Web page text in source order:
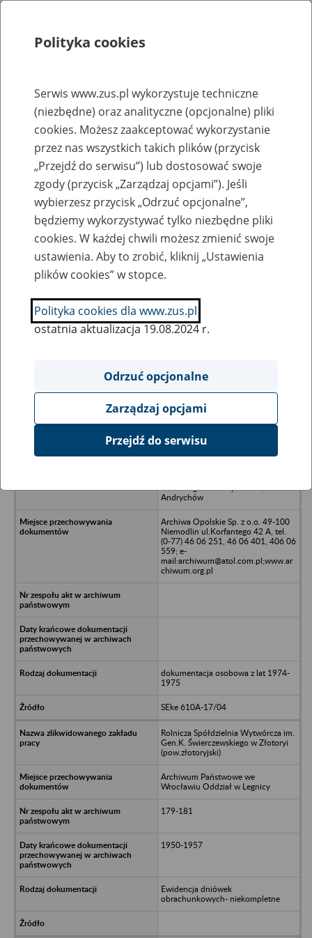
Rejestry, ewidencje i archiwa
Baza zlikwidowanych lub
przekształconych zakładów pracy
Nazwa zakładu pracy:
SZUKAJ
Ukryj wszystkie pozycje bazy
Okręgowe Przedsiębiorstwo
Andrychów
Archiwa Opolskie Sp. z o.o. 49-100
Niemodlin ul.Korfantego 42 A, tel.
(0-77) 46 06 251, 46 06 401, 406 06
559; e-
mail:archiwum@atol.com.pl;www.ar
chiwum.org.pl
dokumentacja osobowa z lat 1974-
1975
SEke 610A-17/04
Rolnicza Spółdzielnia Wytwórcza im.
Gen.K. Świerczewskiego w Złotoryi
(pow.złotoryjski)
Archiwum Państwowe we
Wrocławiu Oddział w Legnicy
179-181
1950-1957
Ewidencja dniówek
obrachunkowych- niekompletne
Polityka cookies
Serwis www.zus.pl wykorzystuje techniczne
(niezbędne) oraz analityczne (opcjonalne) pliki
cookies. Możesz zaakceptować wykorzystanie
przez nas wszystkich takich plików (przycisk
„Przejdź do serwisu”) lub dostosować swoje
zgody (przycisk „Zarządzaj opcjami”). Jeśli
wybierzesz przycisk „Odrzuć opcjonalne”,
będziemy wykorzystywać tylko niezbędne pliki
cookies. W każdej chwili możesz zmienić swoje
ustawienia. Aby to zrobić, kliknij „Ustawienia
plików cookies” w stopce.
Polityka cookies dla www.zus.pl
ostatnia aktualizacja 19.08.2024 r.
Odrzuć opcjonalne
Zarządzaj opcjami
Przejdź do serwisu